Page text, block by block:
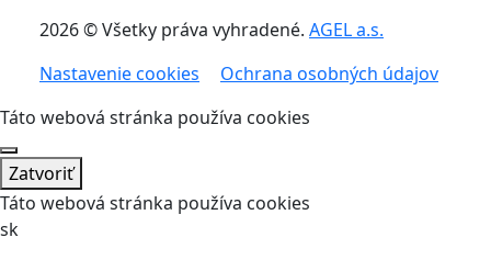
2026 © Všetky práva vyhradené. AGEL a.s.
Nastavenie cookies
Ochrana osobných údajov
Táto webová stránka používa cookies
Zatvoriť
Táto webová stránka používa cookies
sk